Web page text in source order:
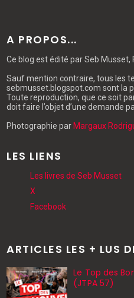
A PROPOS...
Ce blog est édité par Seb Musset,
Sauf mention contraire, tous les
sebmusset.blogspot.com sont la
Toute reproduction, que ce soit
doit faire l’objet d’une demande
Photographie parMargaux
LES LIENS
Les livres de Seb Musset
X
Facebook
ARTICLES LES + LUS
Le Top des
(JTPA 57)